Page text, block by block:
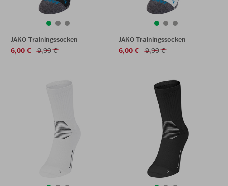
JAKO Trainingssocken
6,00 €
9,99 €
JAKO Trainingssocken
6,00 €
9,99 €